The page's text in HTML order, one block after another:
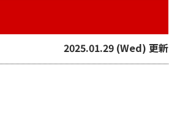
2025.01.29 (Wed) 更新